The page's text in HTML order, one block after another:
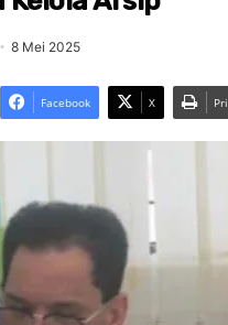
8 Mei 2025
Facebook X